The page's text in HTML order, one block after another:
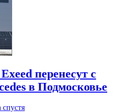
перенесут с
в Подмосковье
спустя